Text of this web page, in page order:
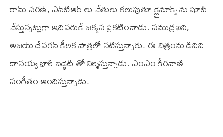
రామ్ చరణ్, ఎన్‌టి‌ఆర్ లు చేతులు కలుపుతూ క్లైమాక్స్ ను షూట్
చేస్తున్నట్లుగా ఇదివరుకే జక్కన ప్రకటించాడు. సముద్రఖని,
అజయ్ దేవగన్ కీలక పాత్రలో నటిస్తున్నారు. ఈ చిత్రంను డి‌వి‌వి
దానయ్య భారీ బడ్జెట్ తో నిర్మిస్తున్నాడు. ఎం‌ఎం కీరవాణి
సంగీతం అందిస్తున్నాడు.